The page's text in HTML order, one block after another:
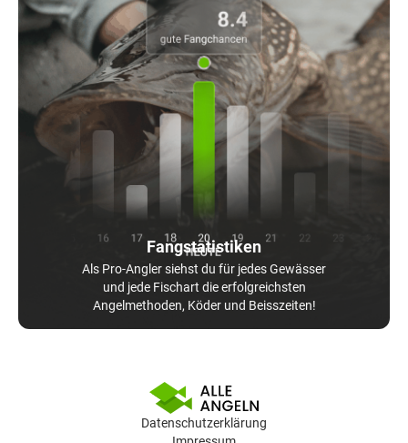
Fangstatistiken
Als Pro-Angler siehst du für jedes Gewässer
und jede Fischart die erfolgreichsten
Angelmethoden, Köder und Beisszeiten!
Datenschutzerklärung